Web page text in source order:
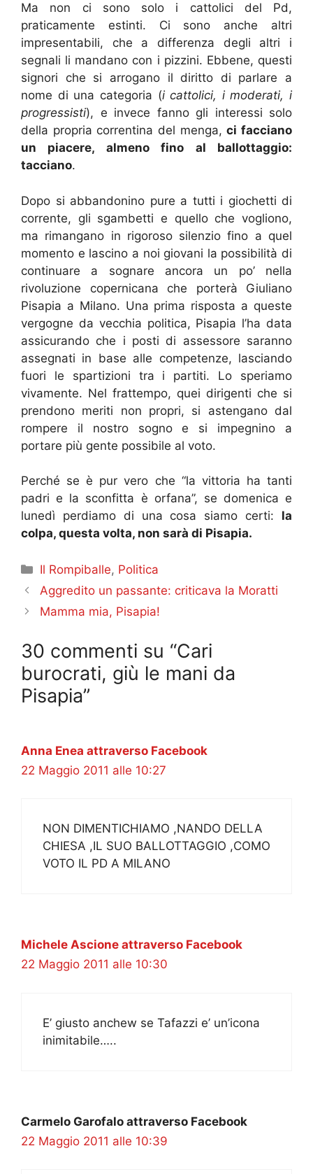
Ma non ci sono solo i cattolici del Pd,
praticamente estinti. Ci sono anche altri
impresentabili, che a differenza degli altri i
segnali li mandano con i pizzini. Ebbene, questi
signori che si arrogano il diritto di parlare a
nome di una categoria (i cattolici, i moderati, i
progressisti), e invece fanno gli interessi solo
della propria correntina del menga,ci facciano
un piacere, almeno fino al ballottaggio:
tacciano.
Dopo si abbandonino pure a tutti i giochetti di
corrente, gli sgambetti e quello che vogliono,
ma rimangano in rigoroso silenzio fino a quel
momento e lascino a noi giovani la possibilità di
continuare a sognare ancora un po’ nella
rivoluzione copernicana che porterà Giuliano
Pisapia a Milano. Una prima risposta a queste
vergogne da vecchia politica, Pisapia l’ha data
assicurando che i posti di assessore saranno
assegnati in base alle competenze, lasciando
fuori le spartizioni tra i partiti. Lo speriamo
vivamente. Nel frattempo, quei dirigenti che si
prendono meriti non propri, si astengano dal
rompere il nostro sogno e si impegnino a
portare più gente possibile al voto.
Perché se è pur vero che “la vittoria ha tanti
padri e la sconfitta è orfana”, se domenica e
lunedì perdiamo di una cosa siamo certi: la
colpa, questa volta, non sarà di Pisapia.
Categorie
Il Rompiballe, Politica
Aggredito un passante: criticava la Moratti
Mamma mia, Pisapia!
30 commenti su “Cari
burocrati, giù le mani da
Pisapia”
Anna Enea attraverso Facebook
22 Maggio 2011 alle 10:27
NON DIMENTICHIAMO ,NANDO DELLA
CHIESA ,IL SUO BALLOTTAGGIO ,COMO
VOTO IL PD A MILANO
Michele Ascione attraverso Facebook
22 Maggio 2011 alle 10:30
E’ giusto anchew se Tafazzi e’ un’icona
inimitabile…..
Carmelo Garofalo attraverso Facebook
22 Maggio 2011 alle 10:39